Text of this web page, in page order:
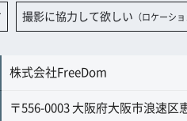
撮影に協力して欲しい （ロケーシ
株式会社FreeDom
〒556-0003 大阪府大阪市浪速区